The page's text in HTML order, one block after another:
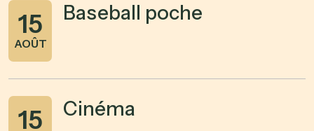
15
AOÛT
Baseball poche
15 Cinéma